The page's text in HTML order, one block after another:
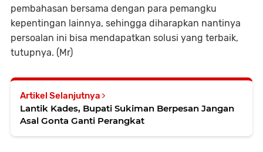
pembahasan bersama dengan para pemangku
kepentingan lainnya, sehingga diharapkan nantinya
persoalan ini bisa mendapatkan solusi yang terbaik,
tutupnya. (Mr)
Artikel Selanjutnya
Lantik Kades, Bupati Sukiman Berpesan Jangan
Asal Gonta Ganti Perangkat